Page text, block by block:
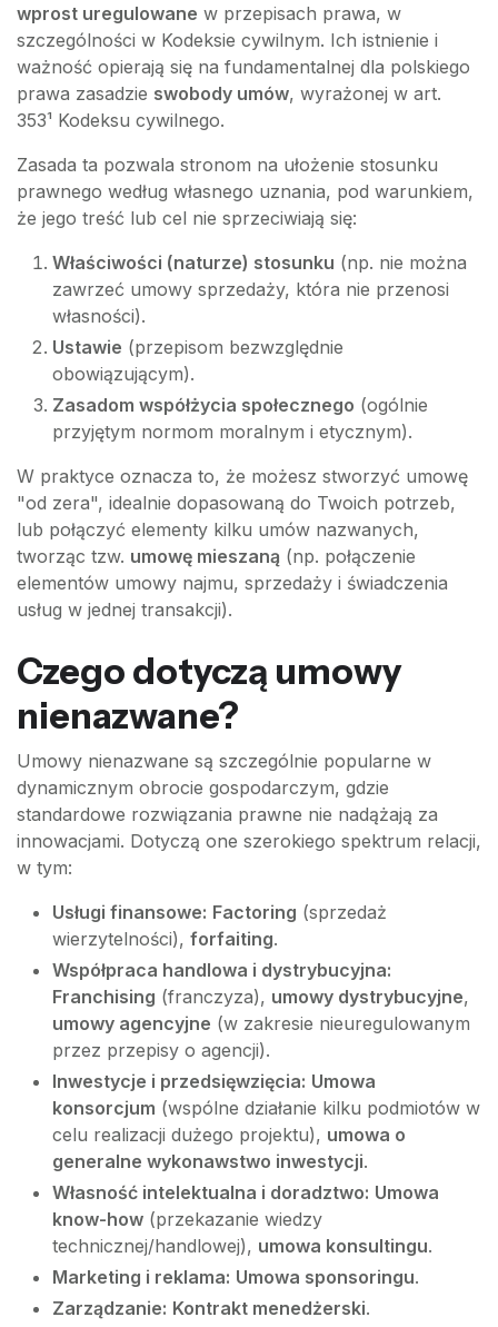
wprost uregulowane w przepisach prawa, w
szczególności w Kodeksie cywilnym. Ich istnienie i
ważność opierają się na fundamentalnej dla polskiego
prawa zasadzie swobody umów, wyrażonej w art.
353¹ Kodeksu cywilnego.
Zasada ta pozwala stronom na ułożenie stosunku
prawnego według własnego uznania, pod warunkiem,
że jego treść lub cel nie sprzeciwiają się:
Właściwości (naturze) stosunku (np. nie można
zawrzeć umowy sprzedaży, która nie przenosi
własności).
Ustawie (przepisom bezwzględnie
obowiązującym).
Zasadom współżycia społecznego (ogólnie
przyjętym normom moralnym i etycznym).
W praktyce oznacza to, że możesz stworzyć umowę
"od zera", idealnie dopasowaną do Twoich potrzeb,
lub połączyć elementy kilku umów nazwanych,
tworząc tzw. umowę mieszaną (np. połączenie
elementów umowy najmu, sprzedaży i świadczenia
usług w jednej transakcji).
Czego dotyczą umowy
nienazwane?
Umowy nienazwane są szczególnie popularne w
dynamicznym obrocie gospodarczym, gdzie
standardowe rozwiązania prawne nie nadążają za
innowacjami. Dotyczą one szerokiego spektrum relacji,
w tym:
Usługi finansowe: Factoring (sprzedaż
wierzytelności), forfaiting.
Współpraca handlowa i dystrybucyjna:
Franchising (franczyza), umowy dystrybucyjne,
umowy agencyjne (w zakresie nieuregulowanym
przez przepisy o agencji).
Inwestycje i przedsięwzięcia: Umowa
konsorcjum (wspólne działanie kilku podmiotów w
celu realizacji dużego projektu), umowa o
generalne wykonawstwo inwestycji.
Własność intelektualna i doradztwo: Umowa
know-how (przekazanie wiedzy
technicznej/handlowej), umowa konsultingu.
Marketing i reklama: Umowa sponsoringu.
Zarządzanie: Kontrakt menedżerski.